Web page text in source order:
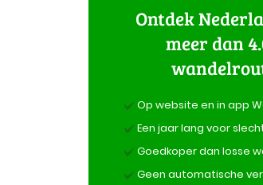
Ontdek
meer dan
Op website en in app
Een jaar lang voor
Goedkoper dan losse
Geen automatische